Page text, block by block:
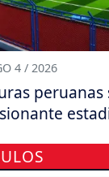
4 / 2026